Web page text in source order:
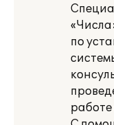
по